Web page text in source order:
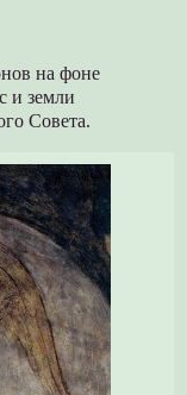
на фоне
и земли
Совета.